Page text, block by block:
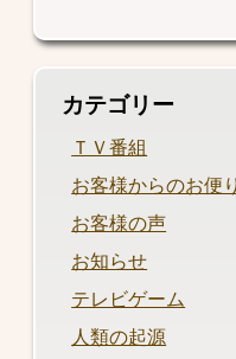
カテゴリー
ＴＶ番組
お客様からのお便り
お客様の声
お知らせ
テレビゲーム
人類の起源